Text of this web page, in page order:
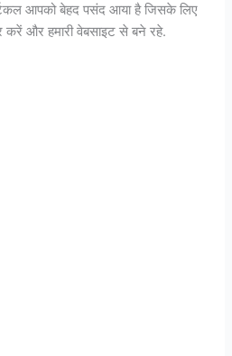
आपको बेहद पसंद आया है जिसके लिए
और हमारी वेबसाइट से बने रहे.